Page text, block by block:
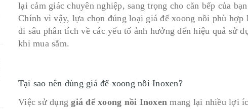
lại cảm giác chuyên nghiệp, sang trọng cho căn bếp của
Chính vì vậy, lựa chọn đúng loại giá để xoong nồi phù
đi sâu phân tích về các yếu tố ảnh hưởng đến hiệu quả sử
khi mua sắm.
Tại sao nên dùng giá để xoong nồi Inoxen?
Việc sử dụnggiá để xoong nồi Inoxen mang lại nhiều lợi